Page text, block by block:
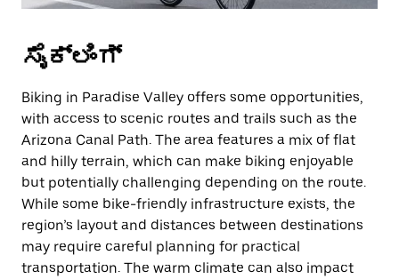
ಸೈಕ್ಲಿಂಗ್
Biking in Paradise Valley offers some opportunities,
with access to scenic routes and trails such as the
Arizona Canal Path. The area features a mix of flat
and hilly terrain, which can make biking enjoyable
but potentially challenging depending on the route.
While some bike-friendly infrastructure exists, the
region’s layout and distances between destinations
may require careful planning for practical
transportation. The warm climate can also impact